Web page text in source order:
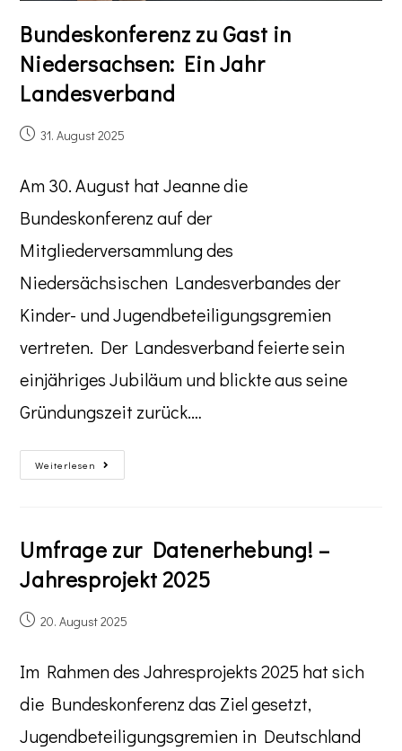
Bundeskonferenz zu Gast in
Niedersachsen: Ein Jahr
Landesverband
31. August 2025
Am 30. August hat Jeanne die
Bundeskonferenz auf der
Mitgliederversammlung des
Niedersächsischen Landesverbandes der
Kinder- und Jugendbeteiligungsgremien
vertreten. Der Landesverband feierte sein
einjähriges Jubiläum und blickte aus seine
Gründungszeit zurück.…
Weiterlesen
Umfrage zur Datenerhebung! –
Jahresprojekt 2025
20. August 2025
Im Rahmen des Jahresprojekts 2025 hat sich
die Bundeskonferenz das Ziel gesetzt,
Jugendbeteiligungsgremien in Deutschland